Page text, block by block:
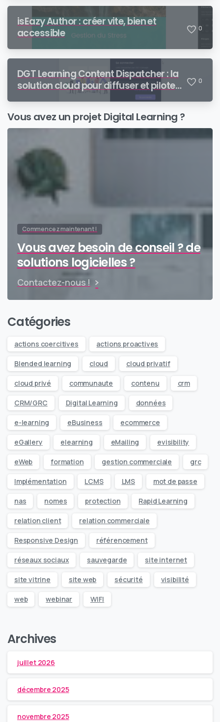
isEazy Author : créer vite, bien et
accessible
0
DGT Learning Content Dispatcher : la
solution cloud pour diffuser et piloter
vos contenus SCORM auprès de vos
0
Vous avez un projet Digital Learning ?
Commencez maintenant !
Vous avez besoin de conseil ? de
solutions logicielles ?
Contactez-nous !
Catégories
actions coercitives actions proactives
Blended learning cloud cloud privatif
cloud privé communaute contenu crm
CRM/GRC Digital Learning données
e-learning eBusiness ecommerce
eGallery elearning eMailing evisibility
eWeb formation gestion commerciale grc
Implémentation LCMS LMS mot de passe
nas nomes protection Rapid Learning
relation client relation commerciale
Responsive Design référencement
réseaux sociaux sauvegarde site internet
site vitrine site web sécurité visibilité
web webinar WIFI
Archives
juillet 2026
décembre 2025
novembre 2025